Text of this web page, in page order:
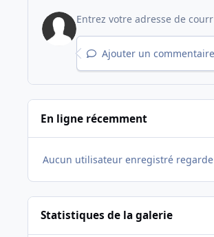
Ajouter un
En ligne récemment
Aucun utilisateur enregistré
Statistiques de la galerie